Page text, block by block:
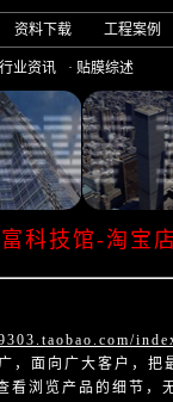
资料下载 工程案例
行业资讯 · 贴膜综述
科技馆-淘宝店
，面向广大客户，把
浏览产品的细节，